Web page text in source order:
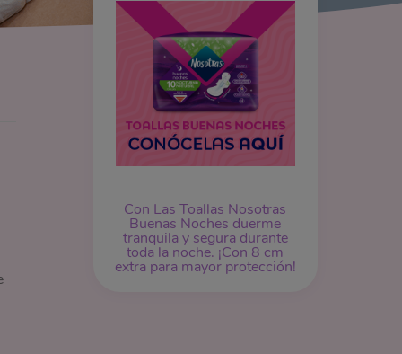
Con Las Toallas Nosotras
Buenas Noches duerme
tranquila y segura durante
toda la noche. ¡Con 8 cm
extra para mayor protección!